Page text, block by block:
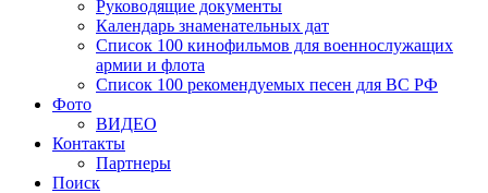
Руководящие документы
Календарь знаменательных дат
Список 100 кинофильмов для военнослужащих
армии и флота
Список 100 рекомендуемых песен для ВС РФ
Фото
ВИДЕО
Контакты
Партнеры
Поиск